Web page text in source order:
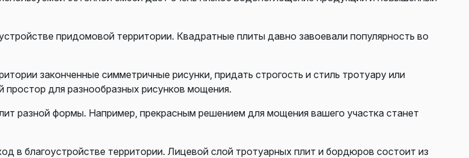
придомовой территории. Квадратные плиты давно завоевали популярность во
законченные симметричные рисунки, придать строгость и стиль тротуару или
для разнообразных рисунков мощения.
разной формы. Например, прекрасным решением для мощения вашего участка станет
в благоустройстве территории. Лицевой слой тротуарных плит и бордюров состоит из